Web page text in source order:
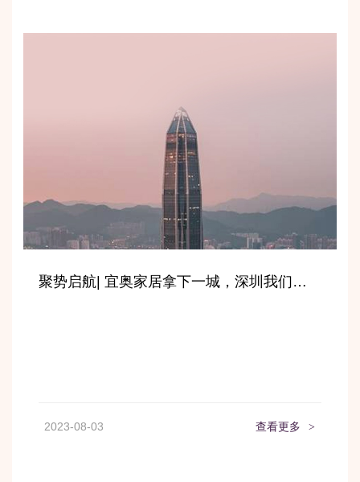
聚势启航| 宜奥家居拿下一城，深圳我们来了
2023-08-03 查看更多 >